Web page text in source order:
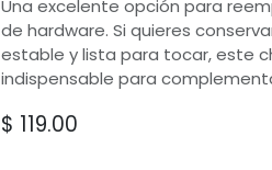
Una excelente opción para
de hardware. Si quieres
estable y lista para tocar, este
indispensable para
$ 119.00